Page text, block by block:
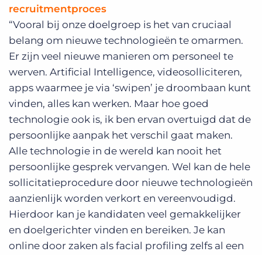
recruitmentproces
“Vooral bij onze doelgroep is het van cruciaal
belang om nieuwe technologieën te omarmen.
Er zijn veel nieuwe manieren om personeel te
werven. Artificial Intelligence, videosolliciteren,
apps waarmee je via ‘swipen’ je droombaan kunt
vinden, alles kan werken. Maar hoe goed
technologie ook is, ik ben ervan overtuigd dat de
persoonlijke aanpak het verschil gaat maken.
Alle technologie in de wereld kan nooit het
persoonlijke gesprek vervangen. Wel kan de hele
sollicitatieprocedure door nieuwe technologieën
aanzienlijk worden verkort en vereenvoudigd.
Hierdoor kan je kandidaten veel gemakkelijker
en doelgerichter vinden en bereiken. Je kan
online door zaken als facial profiling zelfs al een